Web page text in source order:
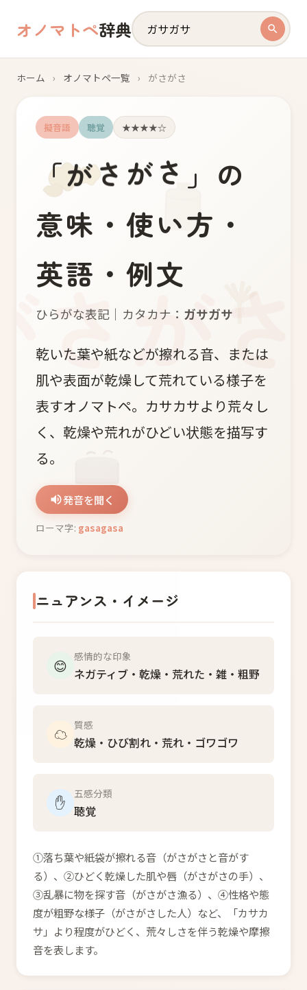
オノマトペ辞典
ホーム › オノマトペ一覧 › がさがさ
擬音語 聴覚 ★★★★☆
「がさ がさ 」の
意味・使い方・
英語・例文
ひらがな表記｜カタカナ： ガサガサ
乾いた葉や紙などが擦れる音、または
肌や表面が乾燥して荒れている様子を
表すオノマトペ。カサカサより荒々し
く、乾燥や荒れがひどい状態を描写す
る。
発音を聞く
ローマ字: gasagasa
ニュアンス・イメージ
😊 感情的な印象
ネガティブ・乾燥・荒れた・雑・粗野
☁️ 質感
乾燥・ひび割れ・荒れ・ゴワゴワ
✋ 五感分類
聴覚
①落ち葉や紙袋が擦れる音（がさがさと音がす
る）、②ひどく乾燥した肌や唇（がさがさの手）、
③乱暴に物を探す音（がさがさ漁る）、④性格や態
度が粗野な様子（がさがさした人）など、「カサカ
サ」より程度がひどく、荒々しさを伴う乾燥や摩擦
音を表します。